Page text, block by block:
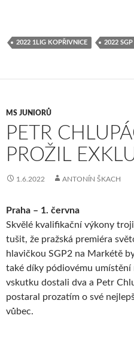
2022 1LIG KOPŘIVNICE 2022
MS JUNIORŮ
PETR
PROŽIL
1.6.2022 ANTONÍN ŠKACH
Praha – 1. června
Skvělé kvalifikační výkony
tušit, že pražská premiéra
hlavičkou SGP2 na Markétě
také díky pódiovému umístění
vskutku dostali dva a Petr
postaral prozatím o své
vůbec.